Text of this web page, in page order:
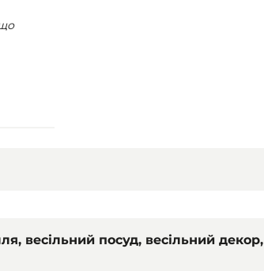
весільний посуд, весільний декор,